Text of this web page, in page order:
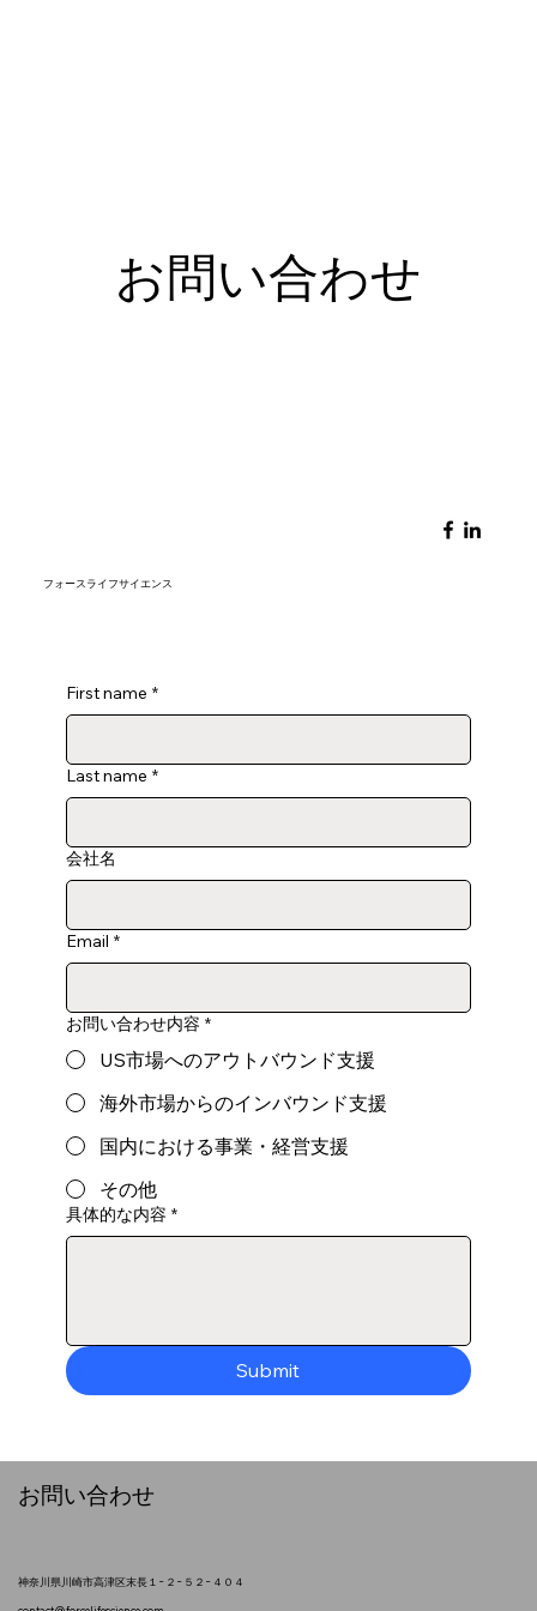
お問い合わせ
​フォースライフサイエンス
First name *
Last name *
会社名
Email *
お問い合わせ内容 *
US市場へのアウトバウンド支援
海外市場からのインバウンド支援
国内における事業・経営支援
その他
具体的な内容 *
Submit
​お問い合わせ
神奈川県川崎市高津区末長１−２−５２−４０４